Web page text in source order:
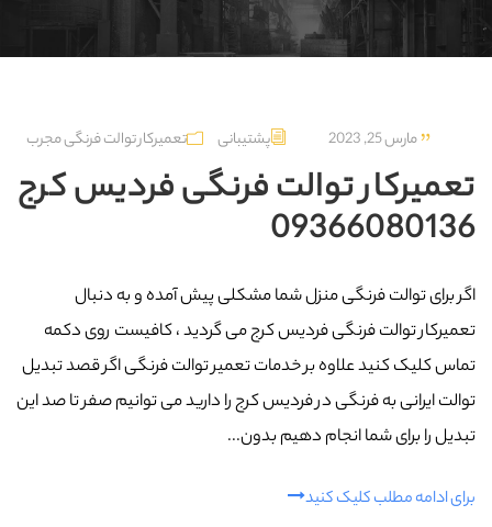
مارس 25, 2023 پشتیبانی تعمیرکار توالت فرنگی مجرب
تعمیرکار توالت فرنگی فردیس کرج
09366080136
اگر برای توالت فرنگی منزل شما مشکلی پیش آمده و به دنبال
تعمیرکار توالت فرنگی فردیس کرج می گردید ، کافیست روی دکمه
تماس کلیک کنید علاوه بر خدمات تعمیر توالت فرنگی اگر قصد تبدیل
توالت ایرانی به فرنگی در فردیس کرج را دارید می توانیم صفر تا صد این
تبدیل را برای شما انجام دهیم بدون...
برای ادامه مطلب کلیک کنید